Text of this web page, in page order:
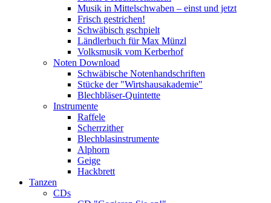
Musik in Mittelschwaben – einst und jetzt
Frisch gestrichen!
Schwäbisch gschpielt
Ländlerbuch für Max Münzl
Volksmusik vom Kerberhof
Noten Download
Schwäbische Notenhandschriften
Stücke der "Wirtshausakademie"
Blechbläser-Quintette
Instrumente
Raffele
Scherrzither
Blechblasinstrumente
Alphorn
Geige
Hackbrett
Tanzen
CDs